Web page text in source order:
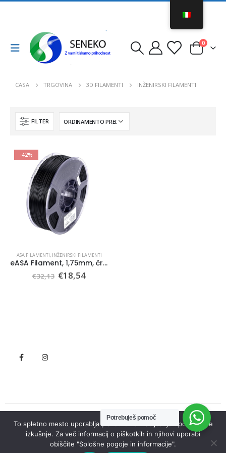
0
CASA TRGOVINA 3D FILAMENTI INŽENIRSKI FILAMENTI
FILTER
-42%
ASA FILAMENTI, INŽENIRSKI FILAMENTI
eASA Filament, 1,75mm, črna
€32,13 Il
prezzo
€18,54Il
© Seneko. 2022. All Rights Reserved
Potrebuješ pomoč
To spletno mesto uporablja piškotke za izboljšanje uporabniške
izkušnje. Za več informacij o piškotkih in njihovi uporabi
obiščite "Splošne pogoje in informacije".